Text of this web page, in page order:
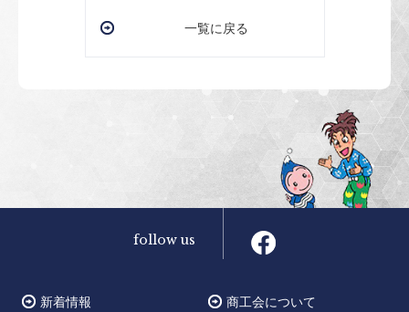
一覧に戻る
follow us
新着情報 商工会について